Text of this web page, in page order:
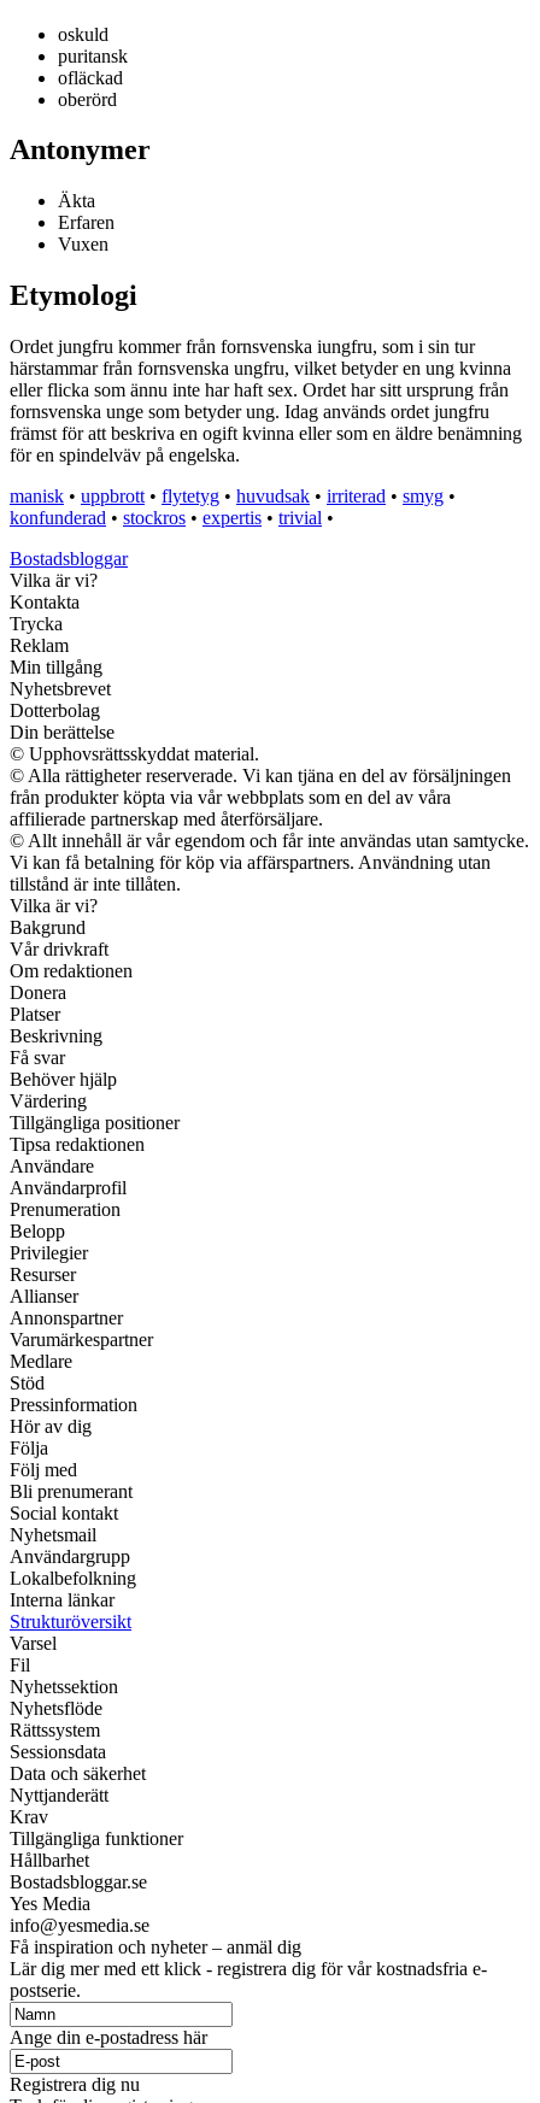
oskuld
puritansk
ofläckad
oberörd
Antonymer
Äkta
Erfaren
Vuxen
Etymologi
Ordet jungfru kommer från fornsvenska iungfru, som i sin tur
härstammar från fornsvenska ungfru, vilket betyder en ung kvinna
eller flicka som ännu inte har haft sex. Ordet har sitt ursprung från
fornsvenska unge som betyder ung. Idag används ordet jungfru
främst för att beskriva en ogift kvinna eller som en äldre benämning
för en spindelväv på engelska.
manisk • uppbrott • flytetyg • huvudsak • irriterad • smyg •
konfunderad • stockros • expertis • trivial •
Bostadsbloggar
Vilka är vi?
Kontakta
Trycka
Reklam
Min tillgång
Nyhetsbrevet
Dotterbolag
Din berättelse
© Upphovsrättsskyddat material.
© Alla rättigheter reserverade. Vi kan tjäna en del av försäljningen
från produkter köpta via vår webbplats som en del av våra
affilierade partnerskap med återförsäljare.
© Allt innehåll är vår egendom och får inte användas utan samtycke.
Vi kan få betalning för köp via affärspartners. Användning utan
tillstånd är inte tillåten.
Vilka är vi?
Bakgrund
Vår drivkraft
Om redaktionen
Donera
Platser
Beskrivning
Få svar
Behöver hjälp
Värdering
Tillgängliga positioner
Tipsa redaktionen
Användare
Användarprofil
Prenumeration
Belopp
Privilegier
Resurser
Allianser
Annonspartner
Varumärkespartner
Medlare
Stöd
Pressinformation
Hör av dig
Följa
Följ med
Bli prenumerant
Social kontakt
Nyhetsmail
Användargrupp
Lokalbefolkning
Interna länkar
Strukturöversikt
Varsel
Fil
Nyhetssektion
Nyhetsflöde
Rättssystem
Sessionsdata
Data och säkerhet
Nyttjanderätt
Krav
Tillgängliga funktioner
Hållbarhet
Bostadsbloggar.se
Yes Media
info@yesmedia.se
Få inspiration och nyheter – anmäl dig
Lär dig mer med ett klick - registrera dig för vår kostnadsfria e-
postserie.
Ange din e-postadress här
Registrera dig nu